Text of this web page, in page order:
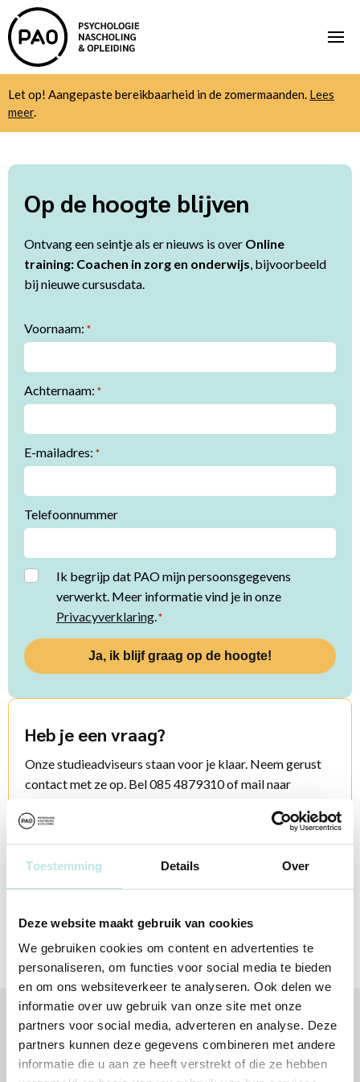
Toestemming Details Over
Deze website maakt gebruik van cookies
We gebruiken cookies om content en advertenties te
personaliseren, om functies voor social media te bieden
en om ons websiteverkeer te analyseren. Ook delen we
informatie over uw gebruik van onze site met onze
partners voor social media, adverteren en analyse. Deze
partners kunnen deze gegevens combineren met andere
informatie die u aan ze heeft verstrekt of die ze hebben
Let op! Aangepaste bereikbaarheid in de zomermaanden. Lees
meer.
Op de hoogte blijven
Ontvang een seintje als er nieuws is over Online
training: Coachen in zorg en onderwijs , bijvoorbeeld
bij nieuwe cursusdata.
Voornaam: *
Achternaam: *
E-mailadres: *
Telefoonnummer
InstemmingIk begrijp dat PAO mijn persoonsgegevens
verwerkt. Meer informatie vind je in onze
Privacyverklaring *
Heb je een vraag?
Onze studieadviseurs staan voor je klaar. Neem gerust
contact met ze op. Bel 085 4879310 of mail naar
Contactopties
Volg jij ons al?